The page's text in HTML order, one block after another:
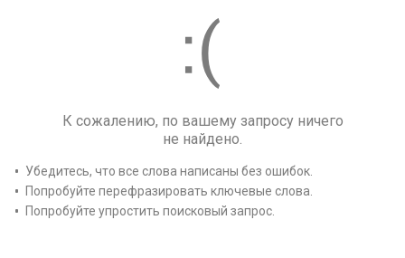
К сожалению, по вашему запросу ничего
не найдено.
Убедитесь, что все слова написаны без ошибок.
Попробуйте перефразировать ключевые слова.
Попробуйте упростить поисковый запрос.